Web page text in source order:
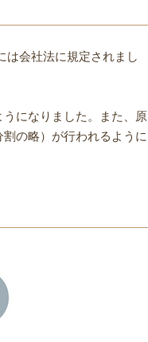
は会社法に規定されまし
になりました。また、原
の略）が行われるように